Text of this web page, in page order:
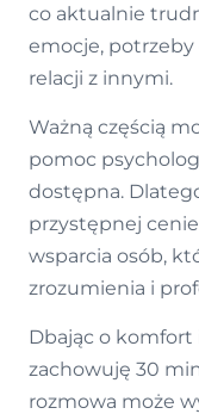
co aktualnie
emocje, potrzeby
relacji z innymi.
Ważną częścią
pomoc
dostępna.
przystępnej
wsparcia osób,
zrozumienia i
Dbając o
zachowuję 30
rozmowa może